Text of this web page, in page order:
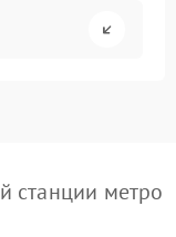
станции метро